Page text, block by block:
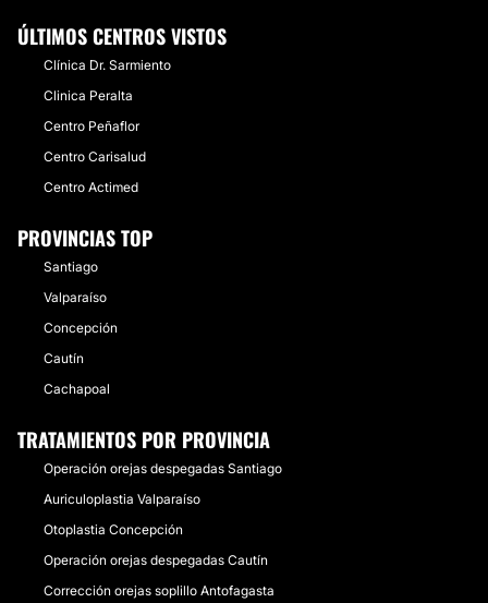
ÚLTIMOS CENTROS VISTOS
Clínica Dr. Sarmiento
Clinica Peralta
Centro Peñaflor
Centro Carisalud
Centro Actimed
PROVINCIAS TOP
Santiago
Valparaíso
Concepción
Cautín
Cachapoal
TRATAMIENTOS POR PROVINCIA
Operación orejas despegadas Santiago
Auriculoplastia Valparaíso
Otoplastia Concepción
Operación orejas despegadas Cautín
Corrección orejas soplillo Antofagasta